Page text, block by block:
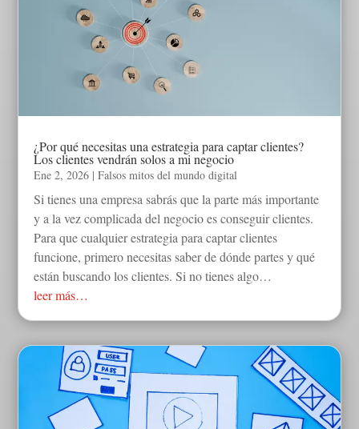
¿Por qué necesitas una estrategia para captar clientes?
Los clientes vendrán solos a mi negocio
Ene 2, 2026 |Falsos mitos del mundo digital
Si tienes una empresa sabrás que la parte más importante
y a la vez complicada del negocio es conseguir clientes.
Para que cualquier estrategia para captar clientes
funcione, primero necesitas saber de dónde partes y qué
están buscando los clientes. Si no tienes algo…
leer más…